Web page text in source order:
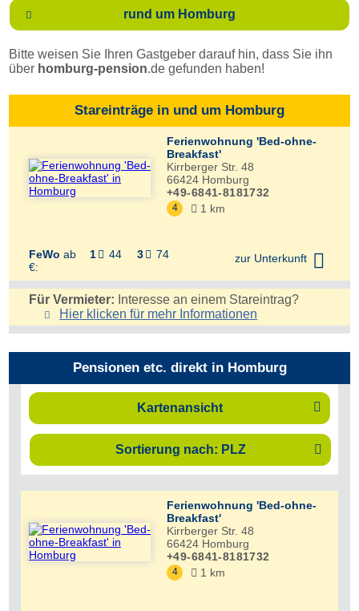
 rund um Homburg
Bitte weisen Sie Ihren Gastgeber darauf hin, dass Sie ihn
über homburg-pension.de gefunden haben!
Stareinträge in und um Homburg
Ferienwohnung 'Bed-ohne-
Breakfast'
Kirrberger Str. 48
66424 Homburg
+49-6841-8181732
4  1 km
FeWo ab
€:
1  44 3  74 zur Unterkunft 
Für Vermieter: Interesse an einem Stareintrag?
Hier klicken für mehr Informationen
Pensionen etc. direkt in Homburg
Kartenansicht 
Sortierung nach: PLZ 
Ferienwohnung 'Bed-ohne-
Breakfast'
Kirrberger Str. 48
66424 Homburg
+49-6841-8181732
4  1 km